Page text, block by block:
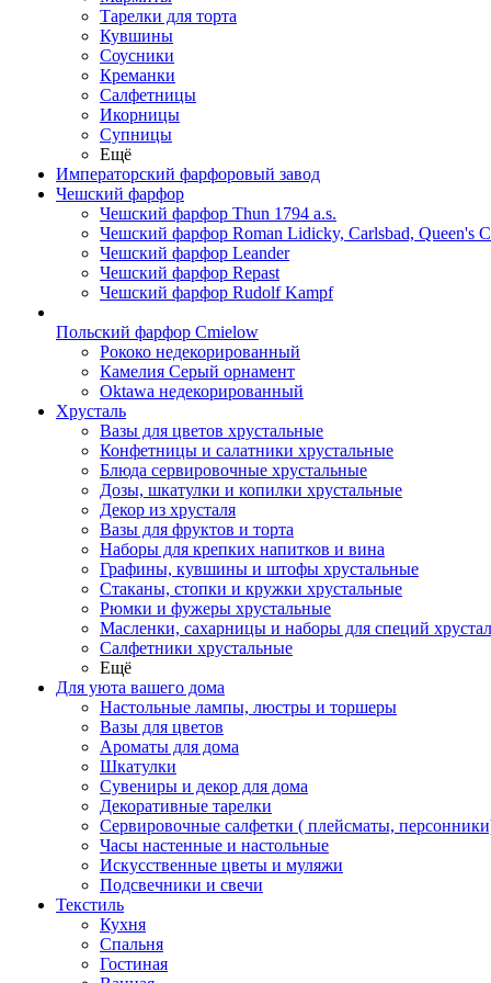
Тарелки для торта
Кувшины
Соусники
Креманки
Салфетницы
Икорницы
Супницы
Ещё
Императорский фарфоровый завод
Чешский фарфор
Чешский фарфор Thun 1794 a.s.
Чешский фарфор Roman Lidicky, Carlsbad, Queen's
Чешский фарфор Leander
Чешский фарфор Repast
Чешский фарфор Rudolf Kampf
Польский фарфор Сmielow
Рококо недекорированный
Камелия Серый орнамент
Oktawa недекорированный
Хрусталь
Вазы для цветов хрустальные
Конфетницы и салатники хрустальные
Блюда сервировочные хрустальные
Дозы, шкатулки и копилки хрустальные
Декор из хрусталя
Вазы для фруктов и торта
Наборы для крепких напитков и вина
Графины, кувшины и штофы хрустальные
Стаканы, стопки и кружки хрустальные
Рюмки и фужеры хрустальные
Масленки, сахарницы и наборы для специй
Салфетники хрустальные
Ещё
Для уюта вашего дома
Настольные лампы, люстры и торшеры
Вазы для цветов
Ароматы для дома
Шкатулки
Сувениры и декор для дома
Декоративные тарелки
Сервировочные салфетки ( плейсматы,
Часы настенные и настольные
Искусственные цветы и муляжи
Подсвечники и свечи
Текстиль
Кухня
Спальня
Гостиная